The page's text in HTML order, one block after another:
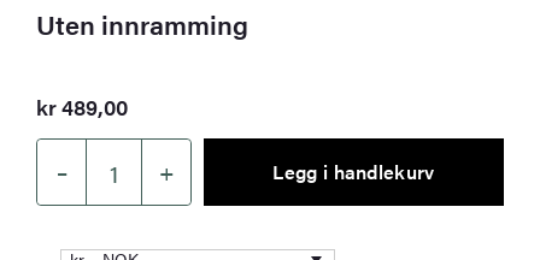
Uten innramming
kr489,00
–
Trondheim-
Hitra-
Halten
+ Legg i handlekurv